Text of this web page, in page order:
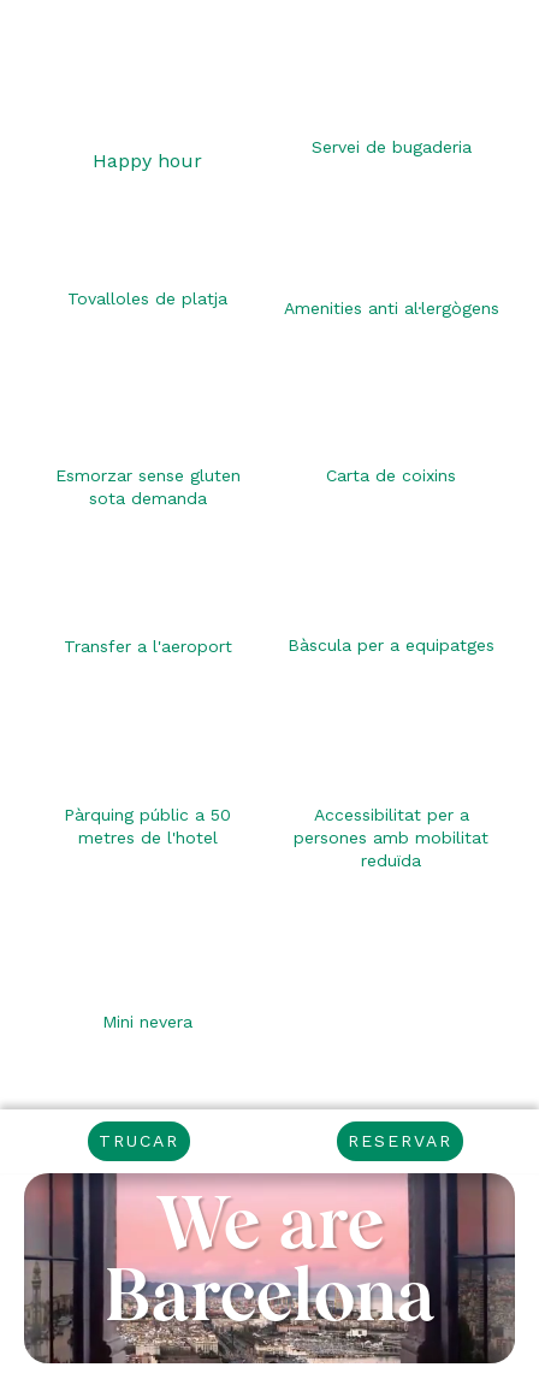
Happy hour
Servei de bugaderia
Tovalloles de platja Amenities anti al·lergògens
Esmorzar sense gluten
sota demanda
Carta de coixins
Transfer a l'aeroport Bàscula per a equipatges
Pàrquing públic a 50
metres de l'hotel
Accessibilitat per a
persones amb mobilitat
reduïda
Mini nevera
TRUCAR RESERVAR
We are
Barcelona